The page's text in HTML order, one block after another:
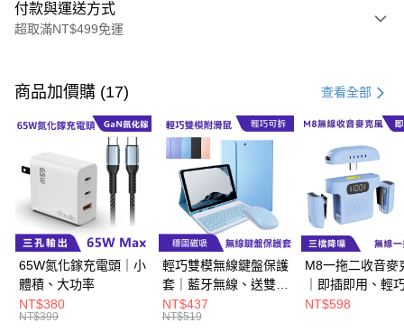
付款與運送方式
超取滿NT$499免運
信用卡一次付款
超商取貨付款
LINE Pay
街口支付
悠遊付
Google Pay
ATM付款
商品加價購 (17) 查看全部
65W氮化鎵充電頭｜小
體積、大功率
NT$380
NT$399
輕巧雙模無線鍵盤保護
套｜藍牙無線、送雙模
滑鼠
NT$437
NT$519
M8一拖二收音麥
｜即插即用、輕
帶
NT$598